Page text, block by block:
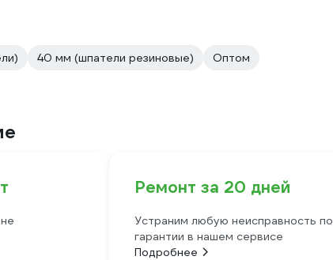
40 мм (шпатели резиновые) Оптом
Ремонт за 20 дней
Устраним любую неисправность по
гарантии в нашем сервисе
Подробнее